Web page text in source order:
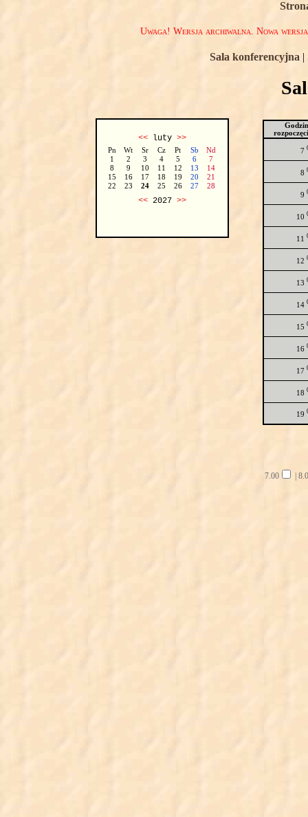
Uwaga! Wersja archiwalna. Nowa
Sala konferencyjna |
<<luty >>
Pn Wt Sr Cz Pt Sb
Nd
1
2 3 4 5 6
7
8
9 10 11 12 13
14
15
16 17 18 19 20
21
22
23 24 25 26 27 28
<<2027 >>
7
8
9
10
11
12
13
14
15
16
17
18
19
7.00